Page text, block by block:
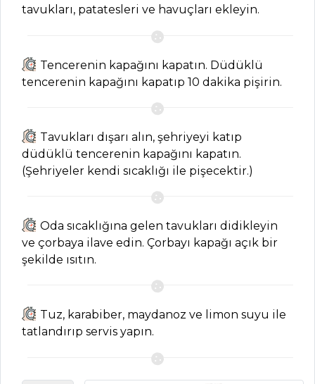
Tarifi, Nasıl Yapılır?
Balkabaklı ve
Yapılır?
Yaban Mersinli
Tartölet Tarifi, Nasıl
Hamur İşleri Tüm
Tarifleri
Tavuklu Şiş
Mantı Tarifi, Nasıl
tavukları, patatesleri ve havuçları ekleyin.
Tencerenin kapağını kapatın. Düdüklü
tencerenin kapağını kapatıp 10 dakika pişirin.
Tavukları dışarı alın, şehriyeyi katıp
düdüklü tencerenin kapağını kapatın.
(Şehriyeler kendi sıcaklığı ile pişecektir.)
Oda sıcaklığına gelen tavukları didikleyin
ve çorbaya ilave edin. Çorbayı kapağı açık bir
şekilde ısıtın.
Tuz, karabiber, maydanoz ve limon suyu ile
tatlandırıp servis yapın.